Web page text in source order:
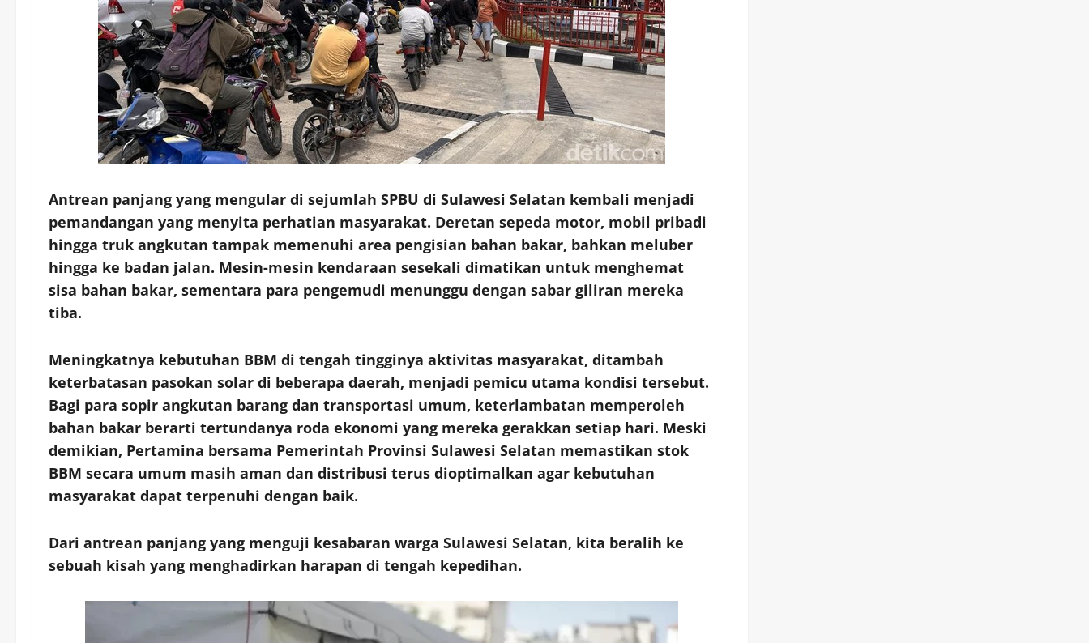
Antrean panjang yang mengular di sejumlah SPBU di Sulawesi Selatan kembali menjadi
pemandangan yang menyita perhatian masyarakat. Deretan sepeda motor, mobil pribadi
hingga truk angkutan tampak memenuhi area pengisian bahan bakar, bahkan meluber
hingga ke badan jalan. Mesin-mesin kendaraan sesekali dimatikan untuk menghemat
sisa bahan bakar, sementara para pengemudi menunggu dengan sabar giliran mereka
tiba.
Meningkatnya kebutuhan BBM di tengah tingginya aktivitas masyarakat, ditambah
keterbatasan pasokan solar di beberapa daerah, menjadi pemicu utama kondisi tersebut.
Bagi para sopir angkutan barang dan transportasi umum, keterlambatan memperoleh
bahan bakar berarti tertundanya roda ekonomi yang mereka gerakkan setiap hari. Meski
demikian, Pertamina bersama Pemerintah Provinsi Sulawesi Selatan memastikan stok
BBM secara umum masih aman dan distribusi terus dioptimalkan agar kebutuhan
masyarakat dapat terpenuhi dengan baik.
Dari antrean panjang yang menguji kesabaran warga Sulawesi Selatan, kita beralih ke
sebuah kisah yang menghadirkan harapan di tengah kepedihan.